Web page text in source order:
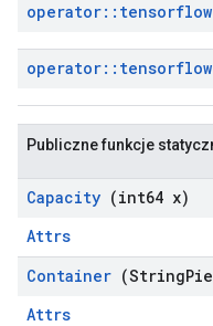
operator:: tensorflow
operator:: tensorflow
Publiczne funkcje
Capacity (int64 x)
Attrs
Container (String
Attrs